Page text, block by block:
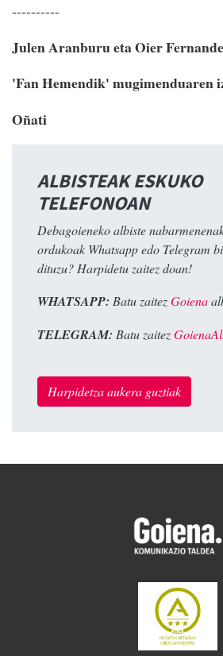
----------
Julen Aranburu eta Oier
'Fan Hemendik' mugimenduaren
Oñati
ALBISTEAK ESKUKO
TELEFONOAN
Debagoieneko albiste
ordukoak Whatsapp edo Telegram
dituzu? Harpidetu zaitez doan!
WHATSAPP: Batu zaitezGoiena
TELEGRAM: Batu zaitez
Harpidetza aukera guztiak